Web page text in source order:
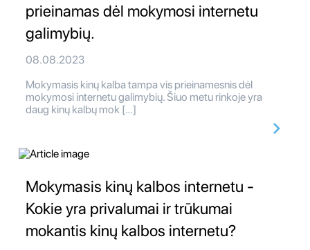
prieinamas dėl mokymosi internetu
galimybių.
08.08.2023
Mokymasis kinų kalba tampa vis prieinamesnis dėl
mokymosi internetu galimybių. Šiuo metu rinkoje yra
daug kinų kalbų mok […]
Mokymasis kinų kalbos internetu -
Kokie yra privalumai ir trūkumai
mokantis kinų kalbos internetu?